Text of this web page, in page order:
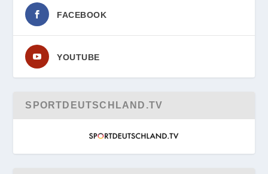
FACEBOOK
YOUTUBE
SPORTDEUTSCHLAND.TV